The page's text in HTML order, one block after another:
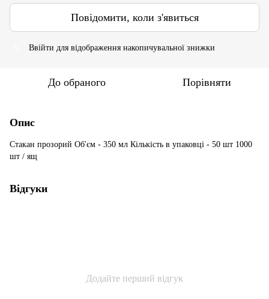
Повідомити, коли з'явиться
Ввійти для відображення накопичувальної знижки
До обраного Порівняти
Опис
Стакан прозорий Об'єм - 350 мл Кількість в упаковці - 50 шт 1000
шт / ящ
Відгуки
Додайте перший відгук